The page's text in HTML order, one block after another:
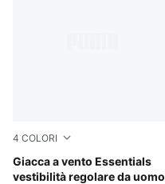
4 COLORI
Giacca a vento Essentials
vestibilità regolare da uomo
Puma Black